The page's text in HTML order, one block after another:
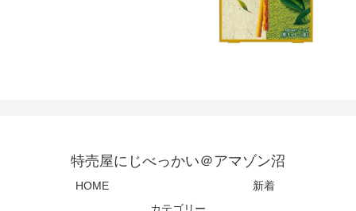
特売屋にじべっかい＠アマゾン沼
HOME
新着
カテゴリー